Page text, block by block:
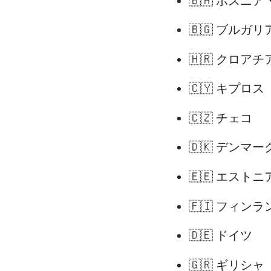
🇧🇬 ブルガリ
🇭🇷 クロアチ
🇨🇾 キプロス
🇨🇿 チェコ
🇩🇰 デンマー
🇪🇪 エストニ
🇫🇮 フィンラ
🇩🇪 ドイツ
🇬🇷 ギリシャ